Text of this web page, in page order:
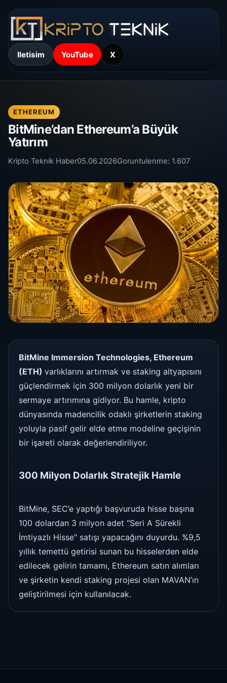
Iletisim YouTube X
ETHEREUM
BitMine’dan Ethereum’a Büyük
Yatırım
Kripto Teknik Haber05.06.2026Goruntulenme: 1.607
BitMine Immersion Technologies, Ethereum
(ETH) varlıklarını artırmak ve staking altyapısını
güçlendirmek için 300 milyon dolarlık yeni bir
sermaye artırımına gidiyor. Bu hamle, kripto
dünyasında madencilik odaklı şirketlerin staking
yoluyla pasif gelir elde etme modeline geçişinin
bir işareti olarak değerlendiriliyor.
300 Milyon Dolarlık Stratejik Hamle
BitMine, SEC’e yaptığı başvuruda hisse başına
100 dolardan 3 milyon adet "Seri A Sürekli
İmtiyazlı Hisse" satışı yapacağını duyurdu. %9,5
yıllık temettü getirisi sunan bu hisselerden elde
edilecek gelirin tamamı, Ethereum satın alımları
ve şirketin kendi staking projesi olan MAVAN’ın
geliştirilmesi için kullanılacak.